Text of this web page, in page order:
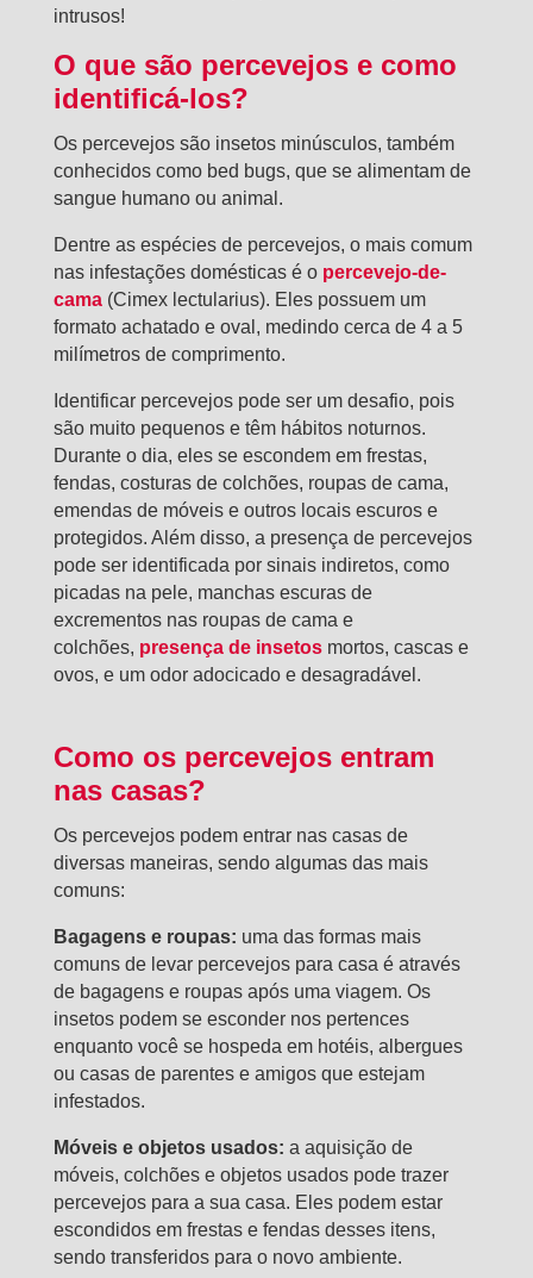
intrusos!
O que são percevejos e como
identificá-los?
Os percevejos são insetos minúsculos, também
conhecidos como bed bugs, que se alimentam de
sangue humano ou animal.
Dentre as espécies de percevejos, o mais comum
nas infestações domésticas é o percevejo-de-
cama(Cimex lectularius). Eles possuem um
formato achatado e oval, medindo cerca de 4 a 5
milímetros de comprimento.
Identificar percevejos pode ser um desafio, pois
são muito pequenos e têm hábitos noturnos.
Durante o dia, eles se escondem em frestas,
fendas, costuras de colchões, roupas de cama,
emendas de móveis e outros locais escuros e
protegidos. Além disso, a presença de percevejos
pode ser identificada por sinais indiretos, como
picadas na pele, manchas escuras de
excrementos nas roupas de cama e
colchões, presença de insetosmortos, cascas e
ovos, e um odor adocicado e desagradável.
Como os percevejos entram
nas casas?
Os percevejos podem entrar nas casas de
diversas maneiras, sendo algumas das mais
comuns:
Bagagens e roupas: uma das formas mais
comuns de levar percevejos para casa é através
de bagagens e roupas após uma viagem. Os
insetos podem se esconder nos pertences
enquanto você se hospeda em hotéis, albergues
ou casas de parentes e amigos que estejam
infestados.
Móveis e objetos usados: a aquisição de
móveis, colchões e objetos usados pode trazer
percevejos para a sua casa. Eles podem estar
escondidos em frestas e fendas desses itens,
sendo transferidos para o novo ambiente.